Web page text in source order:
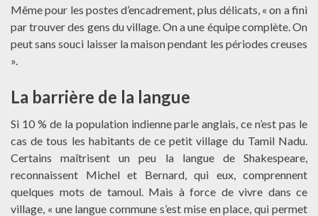
Même pour les postes d’encadrement, plus délicats, « on a fini
par trouver des gens du village. On a une équipe complète. On
peut sans souci laisser la maison pendant les périodes creuses
».
La barrière de la langue
Si 10 % de la population indienne parle anglais, ce n’est pas le
cas de tous les habitants de ce petit village du Tamil Nadu.
Certains maîtrisent un peu la langue de Shakespeare,
reconnaissent Michel et Bernard, qui eux, comprennent
quelques mots de tamoul. Mais à force de vivre dans ce
village, « une langue commune s’est mise en place, qui permet